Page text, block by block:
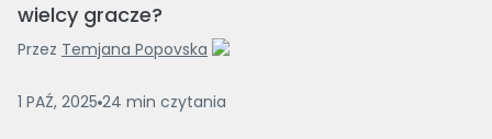
wielcy gracze?
Przez Temjana Popovska
1 PAŹ, 2025 24 min czytania